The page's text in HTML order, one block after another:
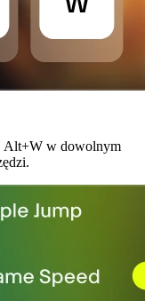
Alt+W w dowolnym